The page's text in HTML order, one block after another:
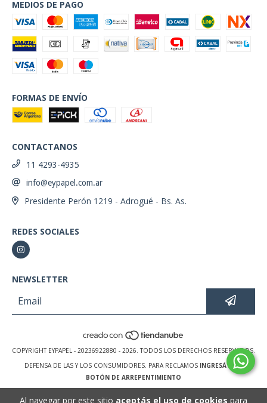
Al navegar por este sitio aceptás el uso de cookies para
MEDIOS DE PAGO
FORMAS DE ENVÍO
CONTACTANOS
11 4293-4935
info@eypapel.com.ar
Presidente Perón 1219 - Adrogué - Bs. As.
REDES SOCIALES
NEWSLETTER
COPYRIGHT EYPAPEL - 20236922880 - 2026. TODOS LOS DERECHOS RESERVADOS.
DEFENSA DE LAS Y LOS CONSUMIDORES. PARA RECLAMOS INGRESÁ ACÁ.
BOTÓN DE ARREPENTIMIENTO